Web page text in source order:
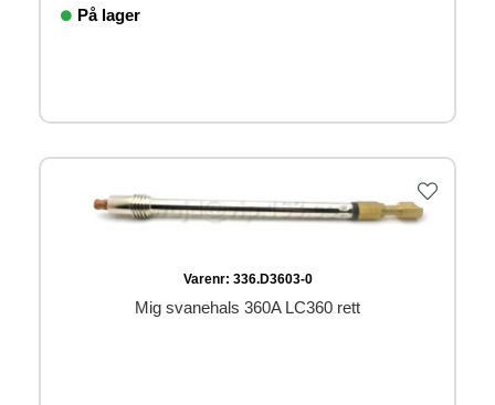
På lager
Varenr: 336.D3603-0
Mig svanehals 360A LC360 rett